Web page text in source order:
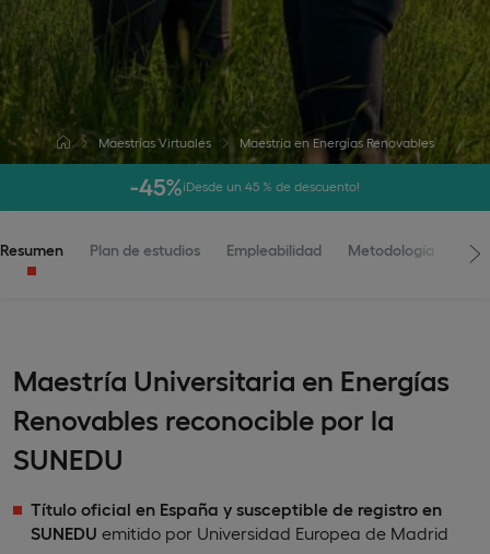
Maestrías Virtuales Maestría en Energías Renovables
-45%¡Desde un 45 % de descuento!
Resumen Plan de estudios Empleabilidad Metodología
Maestría Universitaria en Energías
Renovables reconocible por la
SUNEDU
Título oficial en España y susceptible de registro en
SUNEDU emitido por Universidad Europea de Madrid